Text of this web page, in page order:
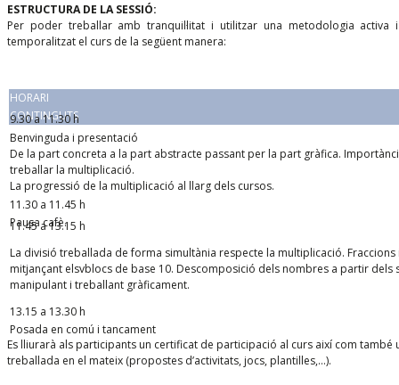
ESTRUCTURA DE LA SESSIÓ:
Per poder treballar amb tranquil·litat i utilitzar una metodologia
temporalitzat el curs de la següent manera:
HORARI
CONTINGUTS
9.30 a 11.30 h
Benvinguda i presentació
De la part concreta a la part abstracte passant per la part gràfica.
treballar la multiplicació.
La progressió de la multiplicació al llarg dels cursos.
11.30 a 11.45 h
Pausa cafè.
11.45 a 13.15 h
La divisió treballada de forma simultània respecte la multiplicació.
mitjançant elsvblocs de base 10. Descomposició dels nombres a partir dels
manipulant i treballant gràficament.
13.15 a 13.30 h
Posada en comú i tancament
Es lliurarà als participants un certificat de participació al curs així com
treballada en el mateix (propostes d’activitats, jocs, plantilles,…).